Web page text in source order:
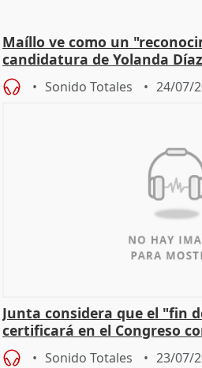
Maíllo ve como un
candidatura de Yolanda
Sonido Totales 24/07/
Junta considera que el "fin
certificará en el Congreso
de
Sonido Totales 23/07/